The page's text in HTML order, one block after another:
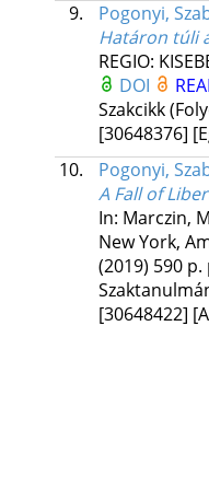
9.
Pogonyi,
Határon túli
REGIO:
DOI
Szakcikk
[30648376]
10.
Pogonyi,
A Fall of
In: Marczin,
New York,
(2019) 590 p.
[30648422]